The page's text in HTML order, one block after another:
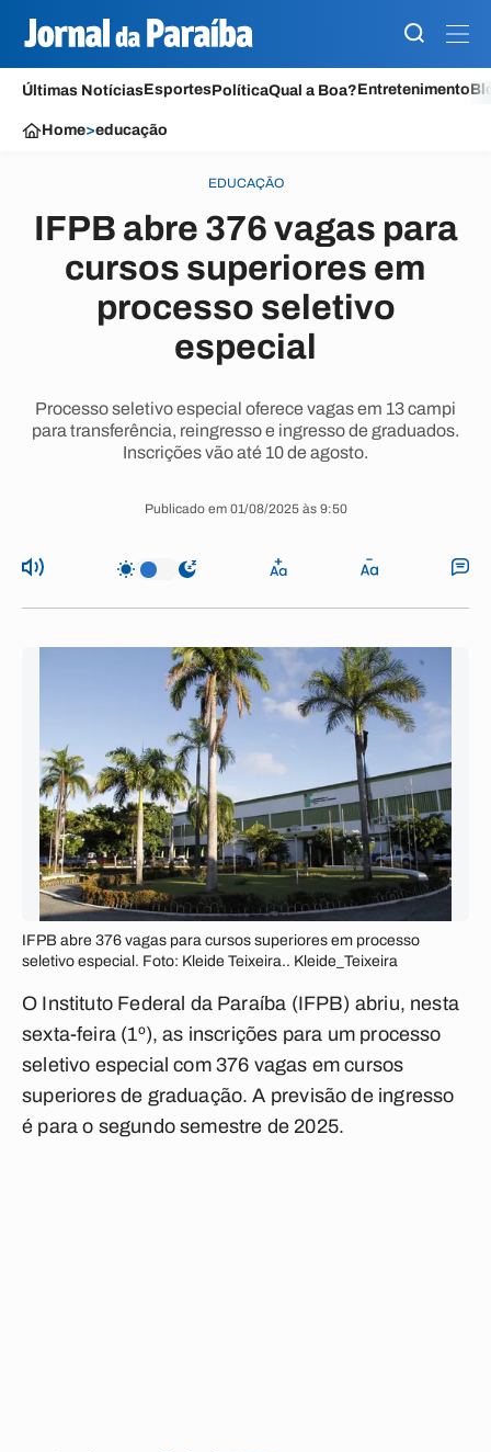
Últimas NotíciasEsportesPolíticaQual a Boa?Entretenimento
Home>educação
EDUCAÇÃO
IFPB abre 376 vagas para
cursos superiores em
processo seletivo
especial
Processo seletivo especial oferece vagas em 13 campi
para transferência, reingresso e ingresso de graduados.
Inscrições vão até 10 de agosto.
Publicado em 01/08/2025 às 9:50
IFPB abre 376 vagas para cursos superiores em processo
seletivo especial. Foto: Kleide Teixeira.. Kleide_Teixeira
O Instituto Federal da Paraíba (IFPB) abriu, nesta
sexta-feira (1º), as inscrições para um processo
seletivo especial com 376 vagas em cursos
superiores de graduação. A previsão de ingresso
é para o segundo semestre de 2025.